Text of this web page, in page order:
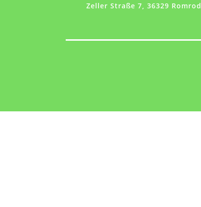
Zeller Straße 7, 36329 Romrod